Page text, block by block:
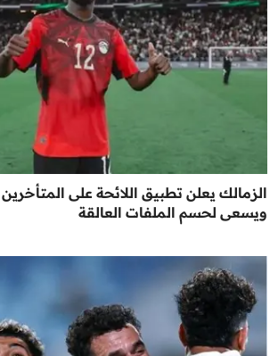
الزمالك يعلن تطبيق اللائحة على
ويسعى لحسم الملفات العالقة